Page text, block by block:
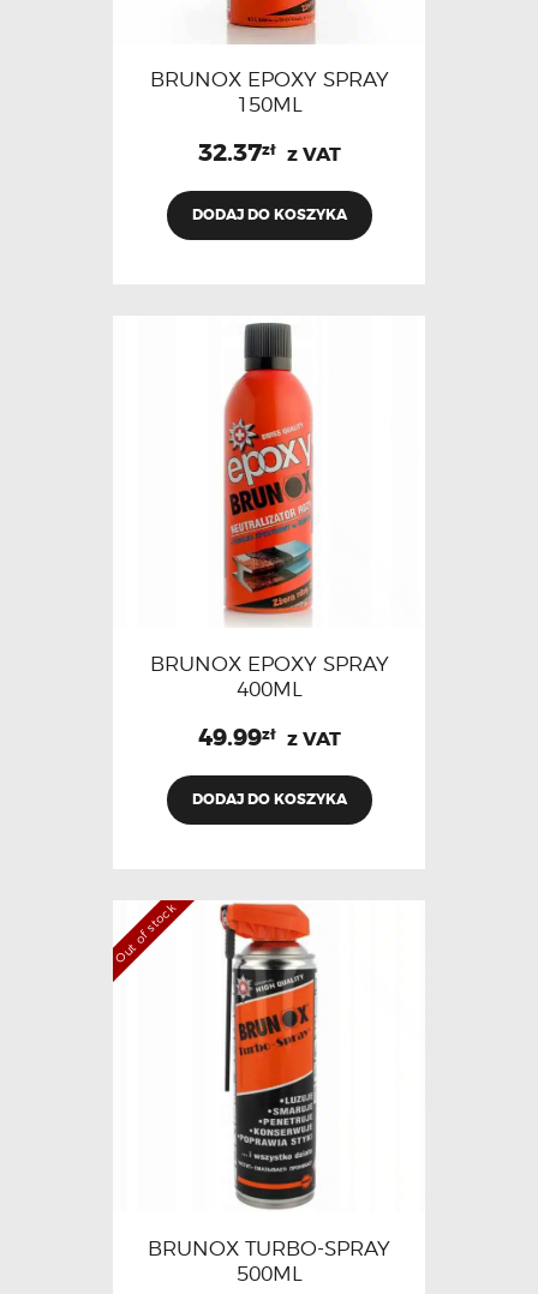
BRUNOX EPOXY SPRAY
150ML
32.37zł z VAT
DODAJ DO KOSZYKA
BRUNOX EPOXY SPRAY
400ML
49.99zł z VAT
DODAJ DO KOSZYKA
Out of stock
BRUNOX TURBO-SPRAY
500ML